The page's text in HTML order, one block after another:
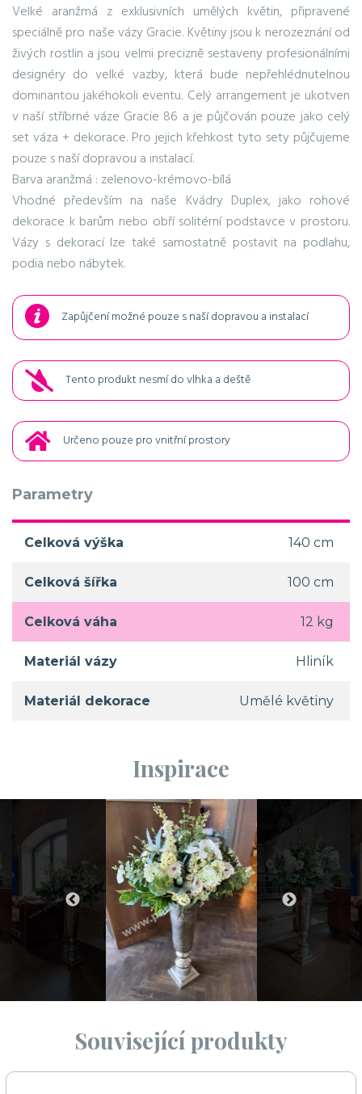
Velké aranžmá z exklusivních umělých květin, připravené
speciálně pro naše vázy Gracie. Květiny jsou k nerozeznání od
živých rostlin a jsou velmi precizně sestaveny profesionálními
designéry do velké vazby, která bude nepřehlédnutelnou
dominantou jakéhokoli eventu. Celý arrangement je ukotven
v naší stříbrné váze Gracie 86 a je půjčován pouze jako celý
set váza + dekorace. Pro jejich křehkost tyto sety půjčujeme
pouze s naší dopravou a instalací.
Barva aranžmá : zelenovo-krémovo-bílá
Vhodné především na naše Kvádry Duplex, jako rohové
dekorace k barům nebo obří solitérní podstavce v prostoru.
Vázy s dekorací lze také samostatně postavit na podlahu,
podia nebo nábytek.
Zapůjčení možné pouze s naší dopravou a instalací
Tento produkt nesmí do vlhka a deště
Určeno pouze pro vnitřní prostory
Parametry
Celková výška 140 cm
Celková šířka 100 cm
Celková váha 12 kg
Materiál vázy Hliník
Materiál dekorace Umělé květiny
Inspirace
Související produkty